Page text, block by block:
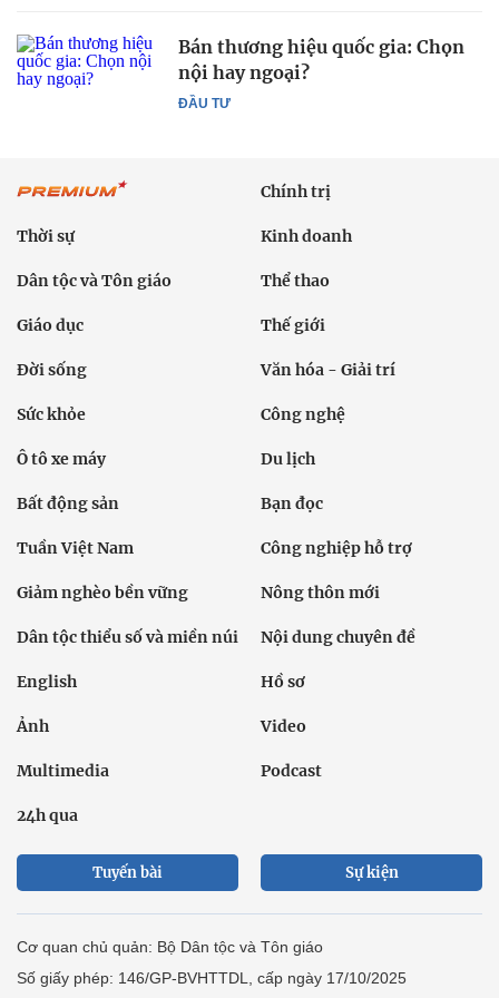
ĐẦU TƯ
Bán thương hiệu quốc gia: Chọn
nội hay ngoại?
Chính trị
Thời sự Kinh doanh
Dân tộc và Tôn giáo Thể thao
Giáo dục Thế giới
Đời sống Văn hóa - Giải trí
Sức khỏe Công nghệ
Ô tô xe máy Du lịch
Bất động sản Bạn đọc
Tuần Việt Nam Công nghiệp hỗ trợ
Giảm nghèo bền vững Nông thôn mới
Dân tộc thiểu số và miền núi Nội dung chuyên đề
English Hồ sơ
Ảnh Video
Multimedia Podcast
24h qua
Tuyến bài Sự kiện
Cơ quan chủ quản: Bộ Dân tộc và Tôn giáo
Số giấy phép: 146/GP-BVHTTDL, cấp ngày 17/10/2025